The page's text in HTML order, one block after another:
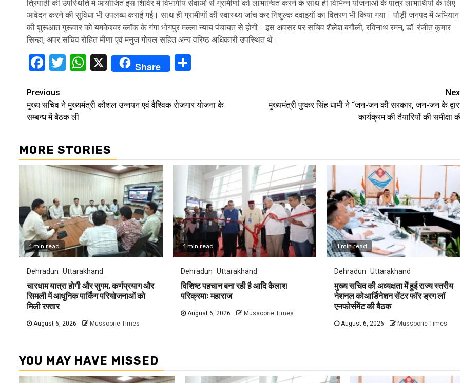
त्रिपाठी की उपस्थिति में आयोजित इस शिविर में विभागीय सेवाओं से ग्रामीणों को लाभान्वित करने के साथ ही विभिन्न योजनाओं के पात्र लाभार्थियों के लिए
आवेदन करने की सुविधा भी उपलब्ध कराई गई। साथ ही ग्रामीणों की स्वास्थ्य जांच कर निशुल्क दवाइयों का वितरण भी किया गया। पौड़ी जनपद में अभियान
की शुरूआत गुरूवार को यमकेश्वर ब्लॉक के गंगा भोगपुर मल्ला न्याय पंचायत से होगी। इस अवसर पर सचिव शैलेश बगौली, रविनाथ रमन, डॉ. रंजीत कुमार
सिन्हा, अपर सचिव रोहित मीणा एवं मनुज गोयल सहित अन्य वरिष्ठ अधिकारी उपस्थित थे।
Facebook
TwitterWhatsApp
X Share
Continue
Reading
Previous
मुख्य सचिव ने मुख्यमंत्री कौशल उन्नयन एवं वैश्विक रोजगार योजना के
सम्बन्ध में बैठक ली
मुख्यमंत्री पुष्कर सिंह धामी ने “जन-जन की सरकार, जन-जन के
कार्यक्रम की तैयारियों की समीक्षा
MORE STORIES
1 min read
Dehradun Uttarakhand
चारधाम यात्रा होगी और सुगम, कर्णप्रयाग और
सिमली में आधुनिक पार्किंग परियोजनाओं को
मिली रफ्तार
August 6, 2026 Mussoorie Times
1 min read
Dehradun Uttarakhand
विशिष्ट पहचान बना रही है आदि कैलाश
परिक्रमाः महाराज
August 6, 2026 Mussoorie Times
1 min read
Dehradun Uttarakhand
मुख्य सचिव की अध्यक्षता में हुई राज्य स्तरीय
नेशनल कोआर्डिनेशन सेंटर फॉर ड्रग लॉ
एनफोर्समेंट की बैठक
August 6, 2026 Mussoorie Times
YOU MAY HAVE MISSED